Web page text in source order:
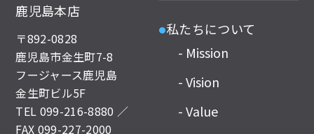
鹿児島本店
〒892-0828
鹿児島市金生町7-8
フージャース鹿児島
金生町ビル5F
TEL 099-216-8880 ／
FAX 099-227-2000
●私たちについて
- Mission
- Vision
- Value